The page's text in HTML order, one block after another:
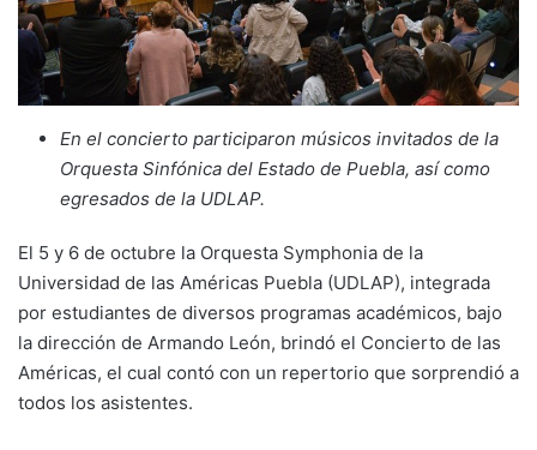
En el concierto participaron músicos invitados de la
Orquesta Sinfónica del Estado de Puebla, así como
egresados de la UDLAP.
El 5 y 6 de octubre la Orquesta Symphonia de la
Universidad de las Américas Puebla (UDLAP), integrada
por estudiantes de diversos programas académicos, bajo
la dirección de Armando León, brindó el Concierto de las
Américas, el cual contó con un repertorio que sorprendió a
todos los asistentes.